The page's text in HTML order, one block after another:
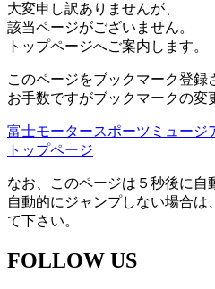
大変申し訳ありませんが、
該当ページがございません。
トップページへご案内します。
このページをブックマーク登録
お手数ですがブックマークの変
富士モータースポーツミュー
トップページ
なお、このページは５秒後に自
自動的にジャンプしない場合は
て下さい。
FOLLOW US